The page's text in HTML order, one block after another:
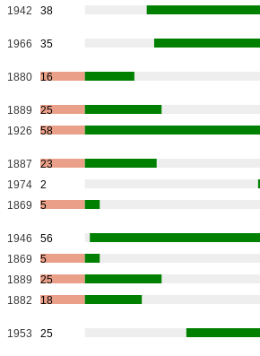
1942 38
1966 35
1880 16
1889
25
1926 58
1887
23
1974
2
1869 5
1946
56
1869
5
1889
25
1882 18
1953 25